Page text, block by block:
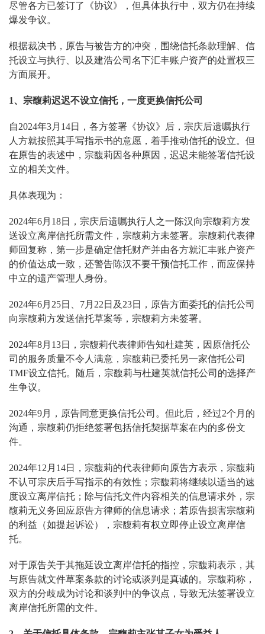
尽管各方已签订了《协议》，但具体执行中，双方仍在持续
爆发争议。
根据裁决书，原告与被告方的冲突，围绕信托条款理解、信
托设立与执行、以及建浩公司名下汇丰账户资产的处置权三
方面展开。
1、 宗馥莉迟迟不设立信托， 一度更换信托公司
自2024年3月14日，各方签署《协议》后，宗庆后遗嘱执行
人方就按照其手写指示书的意愿，着手推动信托的设立。但
在原告的表述中，宗馥莉因各种原因，迟迟未能签署信托设
立的相关文件。
具体表现为：
2024年6月18日，宗庆后遗嘱执行人之一陈汉向宗馥莉方发
送设立离岸信托所需文件，宗馥莉方未签署。宗馥莉代表律
师回复称，第一步是确定信托财产并由各方就汇丰账户资产
的价值达成一致，还警告陈汉不要干预信托工作，而应保持
中立的遗产管理人身份。
2024年6月25日、7月22日及23日，原告方面委托的信托公司
向宗馥莉方发送信托草案等，宗馥莉方未签署。
2024年8月13日，宗馥莉代表律师告知杜建英，因原信托公
司的服务质量不令人满意，宗馥莉已委托另一家信托公司
TMF设立信托。随后，宗馥莉与杜建英就信托公司的选择产
生争议。
2024年9月，原告同意更换信托公司。但此后，经过2个月的
沟通，宗馥莉仍拒绝签署包括信托契据草案在内的多份文
件。
2024年12月14日，宗馥莉的代表律师向原告方表示，宗馥莉
不认可宗庆后手写指示的有效性；宗馥莉将继续以适当的速
度设立离岸信托；除与信托文件内容相关的信息请求外，宗
馥莉无义务回应原告方律师的信息请求；若原告损害宗馥莉
的利益（如提起诉讼），宗馥莉有权立即停止设立离岸信
托。
对于原告关于其拖延设立离岸信托的指控，宗馥莉表示，其
与原告就文件草案条款的讨论或谈判是真诚的。宗馥莉称，
双方的分歧成为讨论和谈判中的争议点，导致无法签署设立
离岸信托所需的文件。